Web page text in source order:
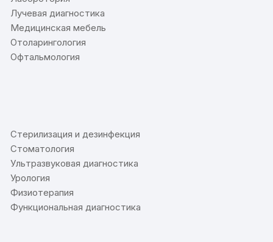
Лучевая диагностика
Медицинская мебель
Отоларингология
Офтальмология
Стерилизация и дезинфекция
Стоматология
Ультразвуковая диагностика
Урология
Физиотерапия
Функциональная диагностика